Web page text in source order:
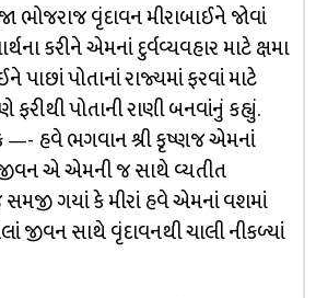
ભોજરાજ વૃંદાવન મીરાબાઈને જોવાં
કરીને એમનાં દુર્વવ્યવહાર માટે ક્ષમા
પાછાં પોતાનાં રાજ્યમાં ફરવાં માટે
પોતાની રાણી બનવાંનું કહ્યું.
—- હવે ભગવાન શ્રી કૃષ્ણજ એમનાં
એ એમની જ સાથે વ્યતીત
ગયાં કે મીરાં હવે એમનાં વશમાં
જીવન સાથે વૃંદાવનથી ચાલી નીકળ્યાં